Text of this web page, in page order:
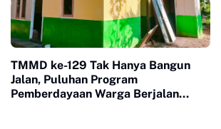
TMMD ke-129 Tak Hanya Bangun
Jalan, Puluhan Program
Pemberdayaan Warga Berjalan